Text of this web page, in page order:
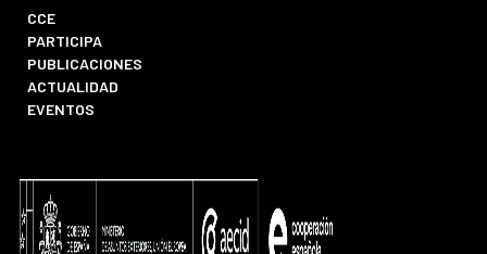
CCE
PARTICIPA
PUBLICACIONES
ACTUALIDAD
EVENTOS